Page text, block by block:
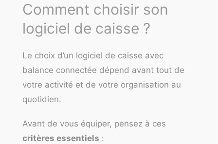
Comment choisir son
logiciel de caisse ?
Le choix d’un logiciel de caisse avec
balance connectée dépend avant tout de
votre activité et de votre organisation au
quotidien.
Avant de vous équiper, pensez à ces
critères essentiels :